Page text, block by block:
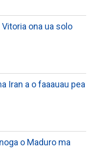
Vitoria ona ua solo
Iran a o faaauau pea
o Maduro ma